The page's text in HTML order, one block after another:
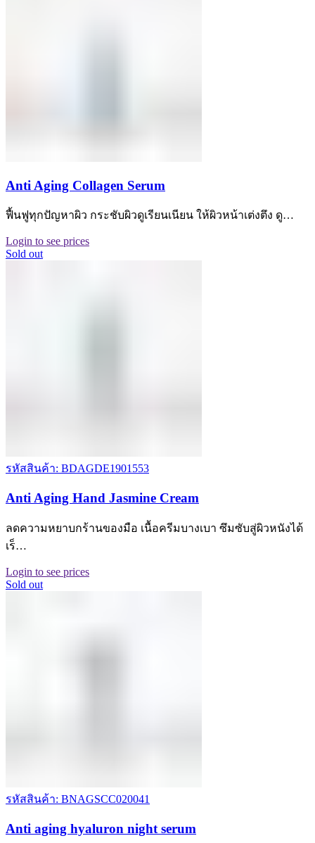
Anti Aging Collagen Serum
ฟื้นฟูทุกปัญหาผิว กระชับผิวดูเรียนเนียน ให้ผิวหน้าเต่งตึง ดู…
Login to see prices
Sold out
รหัสสินค้า: BDAGDE1901553
Anti Aging Hand Jasmine Cream
ลดความหยาบกร้านของมือ เนื้อครีมบางเบา ซึมซับสู่ผิวหนังได้
เร็…
Login to see prices
Sold out
รหัสสินค้า: BNAGSCC020041
Anti aging hyaluron night serum